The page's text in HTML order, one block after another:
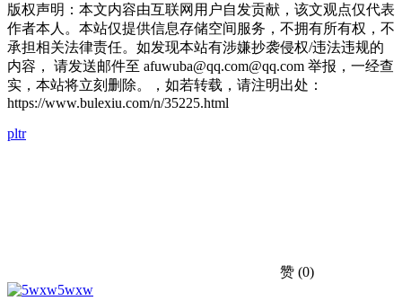
版权声明：本文内容由互联网用户自发贡献，该文观点仅代表
作者本人。本站仅提供信息存储空间服务，不拥有所有权，不
承担相关法律责任。如发现本站有涉嫌抄袭侵权/违法违规的
内容， 请发送邮件至 afuwuba@qq.com@qq.com 举报，一经查
实，本站将立刻删除。，如若转载，请注明出处：
https://www.bulexiu.com/n/35225.html
pltr
赞 (0)
5wxw